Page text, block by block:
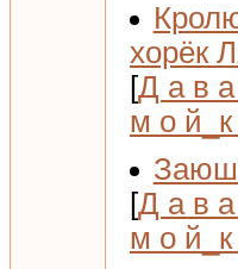
хорёк
[Д а в
м о й_к
[Д а в
м о й_к